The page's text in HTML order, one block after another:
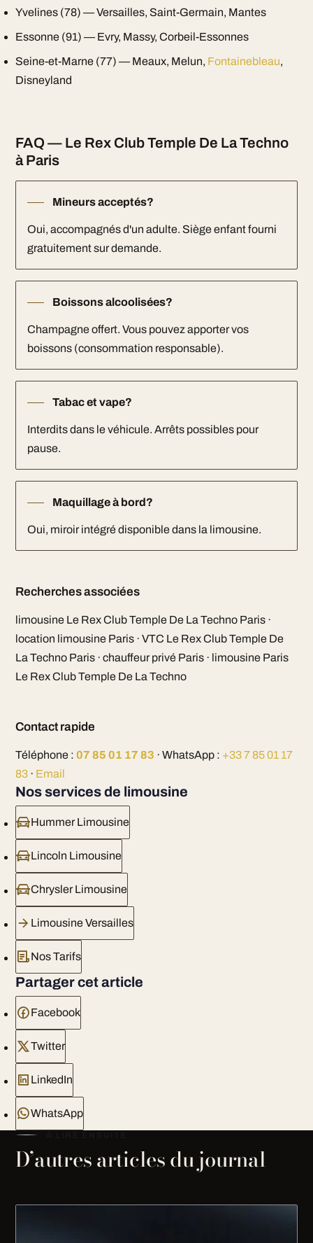
Yvelines (78) — Versailles, Saint-Germain, Mantes
Essonne (91) — Evry, Massy, Corbeil-Essonnes
Seine-et-Marne (77) — Meaux, Melun, Fontainebleau,
Disneyland
FAQ — Le Rex Club Temple De La Techno
à Paris
Mineurs acceptés?
Oui, accompagnés d'un adulte. Siège enfant fourni
gratuitement sur demande.
Boissons alcoolisées?
Champagne offert. Vous pouvez apporter vos
boissons (consommation responsable).
Tabac et vape?
Interdits dans le véhicule. Arrêts possibles pour
pause.
Maquillage à bord?
Oui, miroir intégré disponible dans la limousine.
Recherches associées
limousine Le Rex Club Temple De La Techno Paris ·
location limousine Paris · VTC Le Rex Club Temple De
La Techno Paris · chauffeur privé Paris · limousine Paris
Le Rex Club Temple De La Techno
Contact rapide
Téléphone : 07 85 01 17 83 · WhatsApp : +33 7 85 01 17
83· Email
Nos services de limousine
Hummer Limousine
Lincoln Limousine
Chrysler Limousine
Limousine Versailles
Nos Tarifs
Partager cet article
Facebook
Twitter
LinkedIn
WhatsApp
D’autres articles du journal